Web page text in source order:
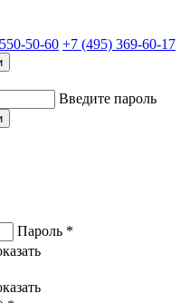
50-60 +7 (495) 369-60-17
Введите пароль
Пароль *